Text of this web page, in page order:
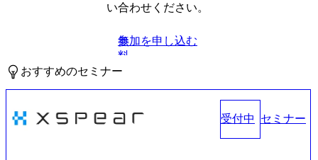
い合わせください。
無
料
参加を申し込む
おすすめのセミナー
受付中 セミナー